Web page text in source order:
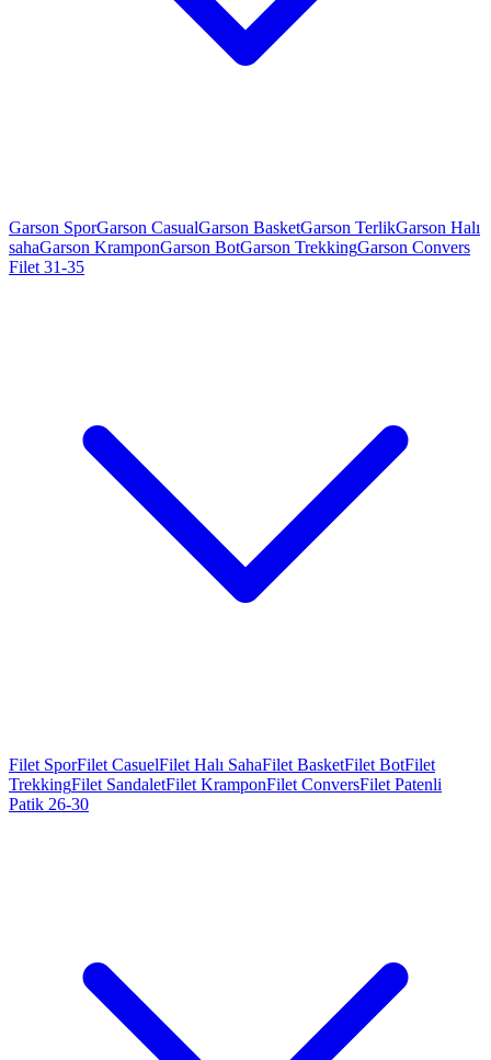
Garson SporGarson CasualGarson BasketGarson TerlikGarson Halı
sahaGarson KramponGarson BotGarson TrekkingGarson Convers
Filet 31-35
Filet SporFilet CasuelFilet Halı SahaFilet BasketFilet BotFilet
TrekkingFilet SandaletFilet KramponFilet ConversFilet Patenli
Patik 26-30